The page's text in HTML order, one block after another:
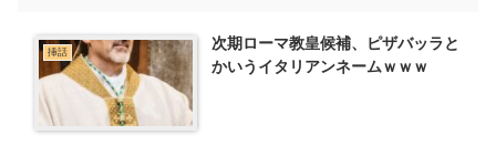
挿話
次期ローマ教皇候補、ピザバッラと
かいうイタリアンネームｗｗｗ